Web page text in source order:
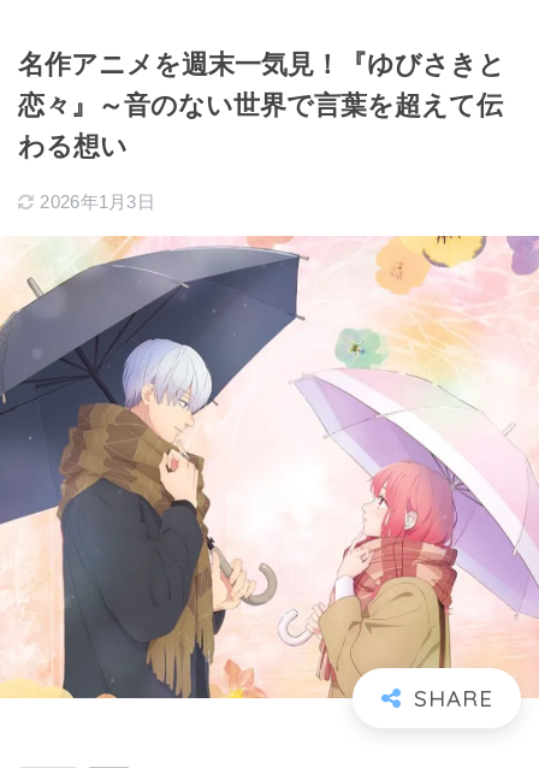
名作アニメを週末一気見！『ゆびさきと
恋々』～音のない世界で言葉を超えて伝
わる想い
2026年1月3日